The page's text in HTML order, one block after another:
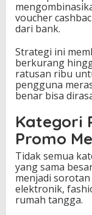
voucher
dari bank.
Strategi ini
berkurang
ratusan ribu
pengguna
benar bisa
Kategori
Promo
Tidak semua
yang sama
menjadi
elektronik,
rumah tangga.